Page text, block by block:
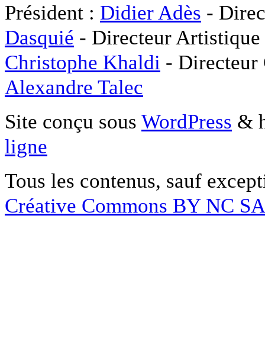
Président : Didier Adès -
Dasquié - Directeur
Christophe Khaldi -
Alexandre Talec
Site conçu sous WordPress &
ligne
Tous les contenus, sauf
Créative Commons BY NC SA